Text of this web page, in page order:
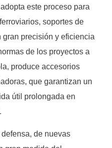
este proceso para
soportes de
gran precisión y eficiencia
de los proyectos a
produce accesorios
que garantizan un
útil prolongada en
de nuevas